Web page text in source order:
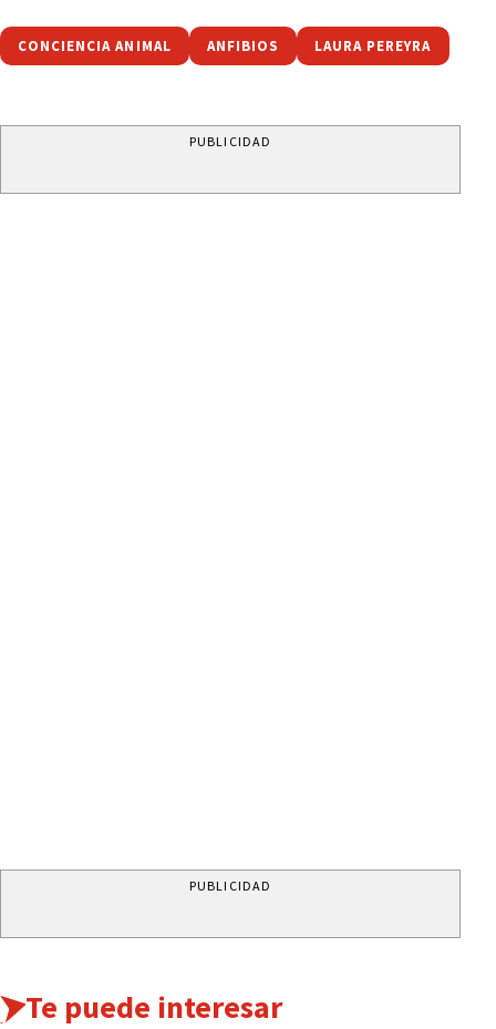
CONCIENCIA ANIMAL ANFIBIOS LAURA PEREYRA
PUBLICIDAD
PUBLICIDAD
Te puede interesar